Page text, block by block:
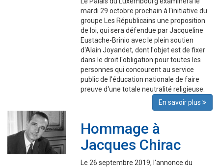
mardi 29 octobre prochain à l'initiative du
groupe Les Républicains une proposition
de loi, qui sera défendue par Jacqueline
Eustache-Brinio avec le plein soutien
d'Alain Joyandet, dont l'objet est de fixer
dans le droit l'obligation pour toutes les
personnes qui concourent au service
public de l'éducation nationale de faire
preuve d'une totale neutralité religieuse.
En savoir plus
Hommage à
Jacques Chirac
Le 26 septembre 2019, l'annonce du